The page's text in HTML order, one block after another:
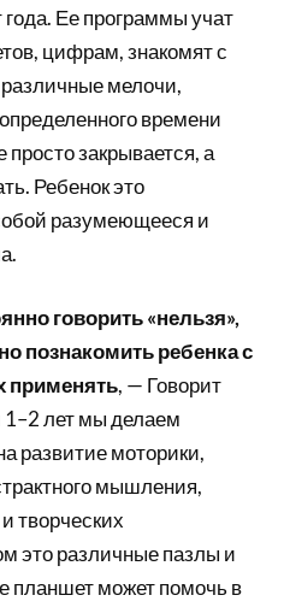
Ее программы учат
цифрам, знакомят с
мелочи,
времени
просто закрывается, а
Ребенок это
разумеющееся и
говорить «нельзя»,
познакомить ребенка с
применять, — Говорит
лет мы делаем
развитие моторики,
мышления,
творческих
это различные пазлы и
планшет может помочь в